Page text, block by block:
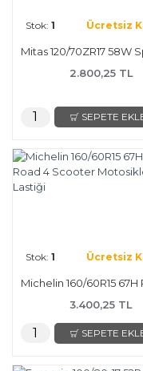
Stok: 1 Ücretsiz
2.800,25 TL
SEPETE
Stok: 1 Ücretsiz
3.400,25 TL
SEPETE